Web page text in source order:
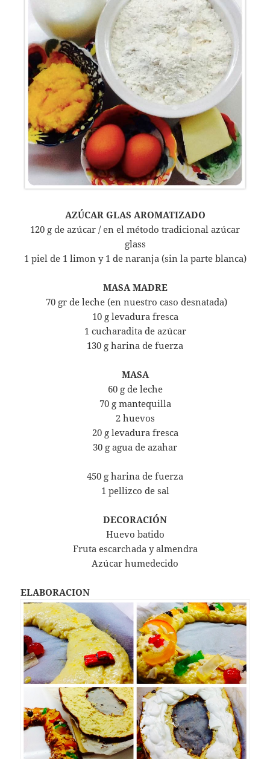
AZÚCAR GLAS AROMATIZADO
120 g de azúcar / en el método tradicional azúcar
glass
1 piel de 1 limon y 1 de naranja (sin la parte blanca)
MASA MADRE
70 gr de leche (en nuestro caso desnatada)
10 g levadura fresca
1 cucharadita de azúcar
130 g harina de fuerza
MASA
60 g de leche
70 g mantequilla
2 huevos
20 g levadura fresca
30 g agua de azahar
450 g harina de fuerza
1 pellizco de sal
DECORACIÓN
Huevo batido
Fruta escarchada y almendra
Azúcar humedecido
ELABORACION